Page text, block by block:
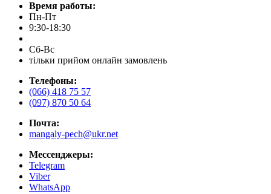
Время работы:
Пн-Пт
9:30-18:30
Сб-Вс
тільки прийом онлайн замовлень
Телефоны:
(066) 418 75 57
(097) 870 50 64
Почта:
mangaly-pech@ukr.net
Мессенджеры:
Telegram
Viber
WhatsApp